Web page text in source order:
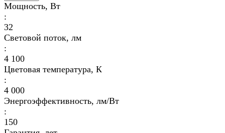
Мощность, Вт
:
32
Световой поток, лм
:
4 100
Цветовая температура, К
:
4 000
Энергоэффективность, лм/Вт
:
150